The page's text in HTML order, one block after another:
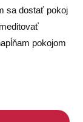
sa dostať pokoj
pokojom